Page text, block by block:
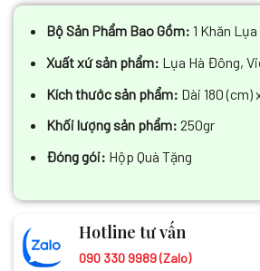
Bộ Sản Phẩm Bao Gồm: 1 Khăn Lụa
Xuất xứ sản phẩm: Lụa Hà Đông,
Kích thước sản phẩm: Dài 180 (cm)
Khối lượng sản phẩm: 250gr
Đóng gói: Hộp Quà Tặng
Hotline tư vấn
090 330 9989 (Zalo)